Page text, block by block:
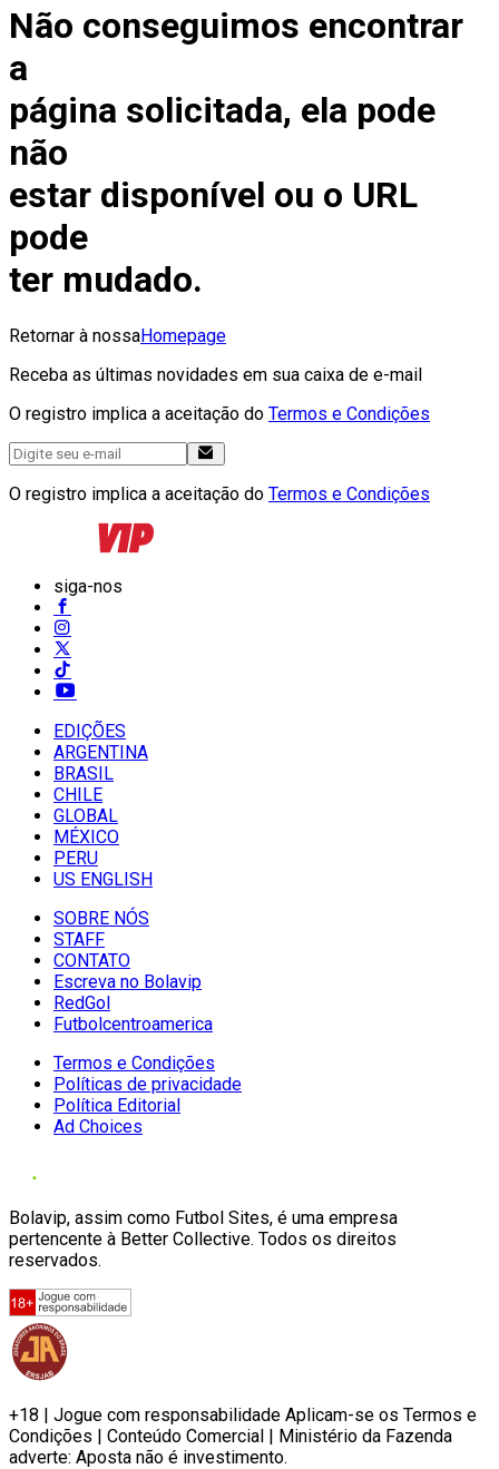
Não conseguimos encontrar
a
página solicitada, ela pode
não
estar disponível ou o URL
pode
ter mudado.
Retornar à nossaHomepage
Receba as últimas novidades em sua caixa de e-mail
O registro implica a aceitação do Termos e Condições
O registro implica a aceitação do Termos e Condições
siga-nos
EDIÇÕES
ARGENTINA
BRASIL
CHILE
GLOBAL
MÉXICO
PERU
US ENGLISH
SOBRE NÓS
STAFF
CONTATO
Escreva no Bolavip
RedGol
Futbolcentroamerica
Termos e Condições
Políticas de privacidade
Política Editorial
Ad Choices
Bolavip, assim como Futbol Sites, é uma empresa
pertencente à Better Collective. Todos os direitos
reservados.
+18 | Jogue com responsabilidade Aplicam-se os Termos e
Condições | Conteúdo Comercial | Ministério da Fazenda
adverte: Aposta não é investimento.